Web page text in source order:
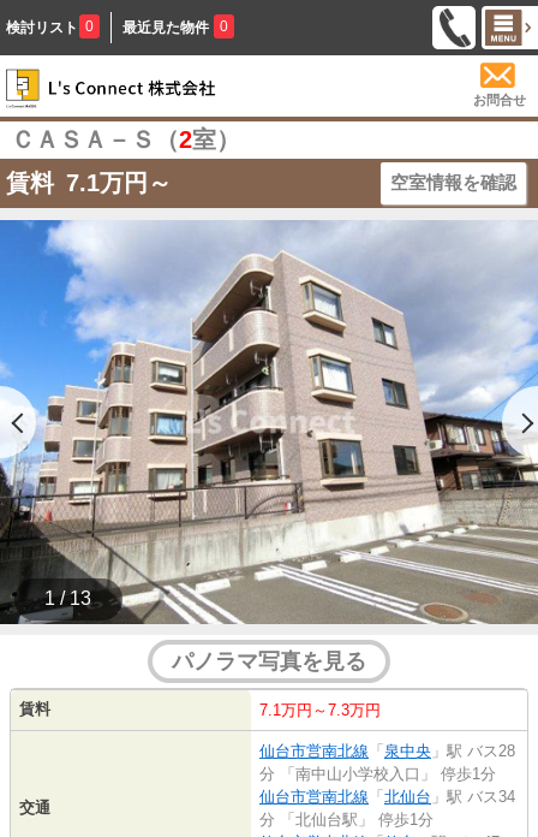
検討リスト 0 最近見た物件 0
お問合せ
ＣＡＳＡ－Ｓ（2室）
賃料 7.1万円～ 空室情報を確認
1 / 13
パノラマ写真を見る
賃料 7.1万円～7.3万円
交通
仙台市営南北線 「 泉中央 」駅 バス28
分 「南中山小学校入口」 停歩1分
仙台市営南北線 「 北仙台 」駅 バス34
分 「北仙台駅」 停歩1分